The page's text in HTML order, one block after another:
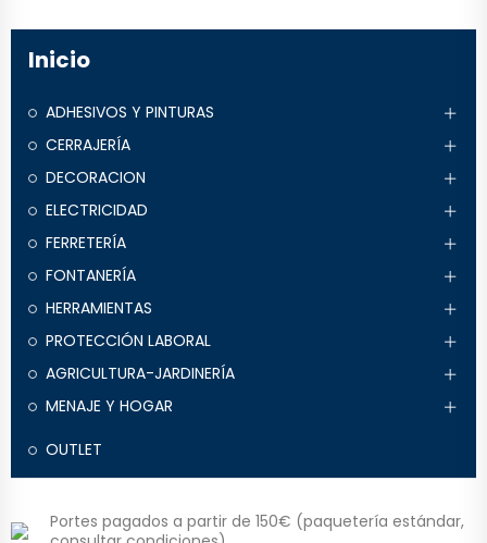
Inicio
ADHESIVOS Y PINTURAS
CERRAJERÍA
DECORACION
ELECTRICIDAD
FERRETERÍA
FONTANERÍA
HERRAMIENTAS
PROTECCIÓN LABORAL
AGRICULTURA-JARDINERÍA
MENAJE Y HOGAR
OUTLET
Portes pagados a partir de 150€ (paquetería estándar,